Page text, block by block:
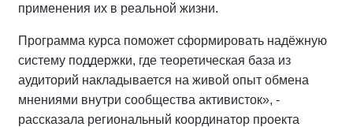
применения их в реальной жизни.
Программа курса поможет сформировать надёжную
систему поддержки, где теоретическая база из
аудиторий накладывается на живой опыт обмена
мнениями внутри сообщества активисток», -
рассказала региональный координатор проекта